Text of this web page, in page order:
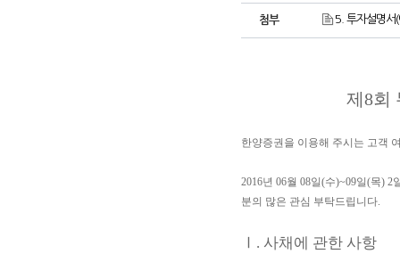
첨부 5. 투자설명
제8회
한양증권을 이용해 주시는 고객
2016년 06월 08일(수)~09일(목)
분의 많은 관심 부탁드립니다.
Ⅰ. 사채에 관한 사항